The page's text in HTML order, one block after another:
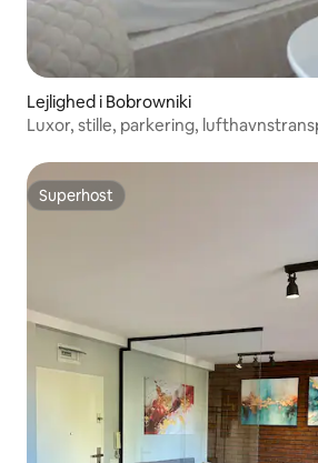
Lejlighed i Bobrowniki
Luxor, stille, parkering,
Superhost
Superhost